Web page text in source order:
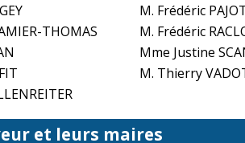
M. Frédéric
THOMAS
M. Frédéric
Mme Justine
M. Thierry
et leurs maires